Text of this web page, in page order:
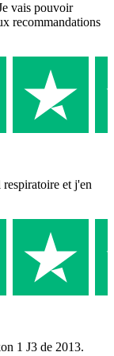
vais pouvoir
recommandations
et j'en
1 J3 de 2013.